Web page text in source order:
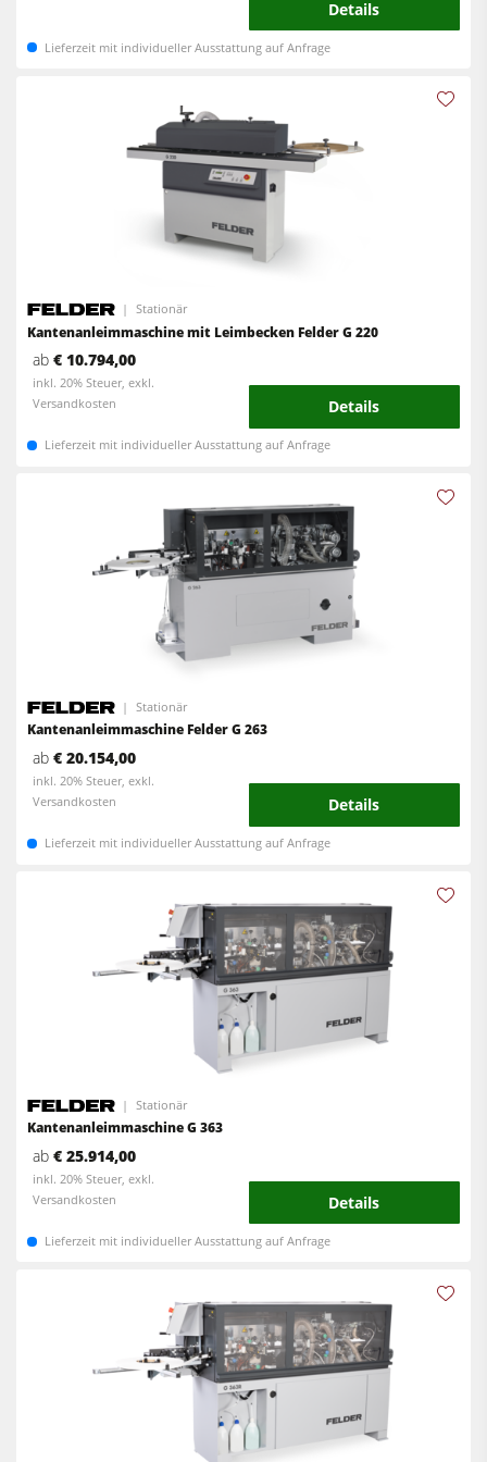
Reinluftabsauggeräte & Entstauber
Werkstattausrüstung
F4Solutions Software
Automatisierung & Materialhandling
Projektmanagement
Details
Lieferzeit mit individueller Ausstattung auf Anfrage
Stationär
Kantenanleimmaschine mit Leimbecken Felder G 220
ab€ 10.794,00
inkl. 20% Steuer, exkl.
Versandkosten
Details
Lieferzeit mit individueller Ausstattung auf Anfrage
Stationär
Kantenanleimmaschine Felder G 263
ab€ 20.154,00
inkl. 20% Steuer, exkl.
Versandkosten
Details
Lieferzeit mit individueller Ausstattung auf Anfrage
Stationär
Kantenanleimmaschine G 363
ab€ 25.914,00
inkl. 20% Steuer, exkl.
Versandkosten
Details
Lieferzeit mit individueller Ausstattung auf Anfrage